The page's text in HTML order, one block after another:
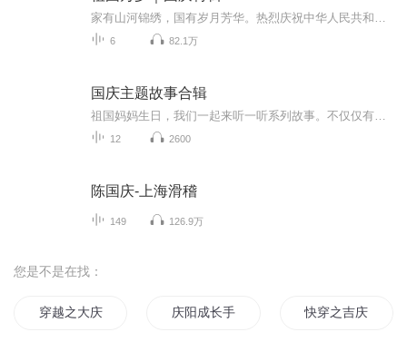
6 82.1万
国庆主题故事合辑
12 2600
陈国庆-上海滑稽
149 126.9万
您是不是在找：
穿越之大庆帝国 庆阳成长手札 快穿之吉庆有余